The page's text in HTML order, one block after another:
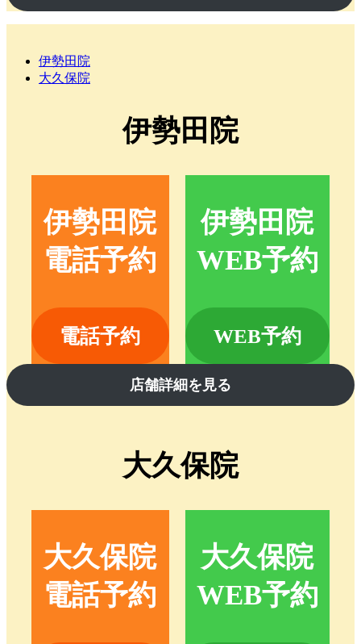
伊勢田院
大久保院
伊勢田院
伊勢田院
電話予約
電話予約
伊勢田院
WEB予約
WEB予約
店舗詳細を見る
大久保院
大久保院
電話予約
大久保院
WEB予約